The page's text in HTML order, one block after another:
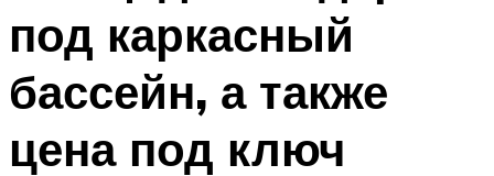
МЕНЮ
под каркасный
бассейн, а также
цена под ключ